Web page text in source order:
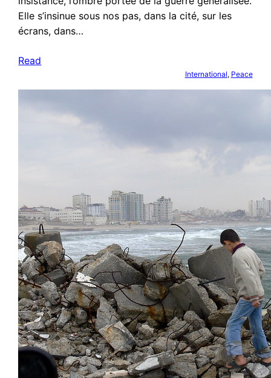
Elle s’insinue sous nos pas, dans la cité, sur les
écrans, dans…
Read
International, Peace